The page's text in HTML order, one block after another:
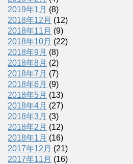
2019年1月 (8)
2018年12月 (12)
2018年11月 (9)
2018年10月 (22)
2018年9月 (8)
2018年8月 (2)
2018年7月 (7)
2018年6月 (9)
2018年5月 (13)
2018年4月 (27)
2018年3月 (3)
2018年2月 (12)
2018年1月 (16)
2017年12月 (21)
2017年11月 (16)